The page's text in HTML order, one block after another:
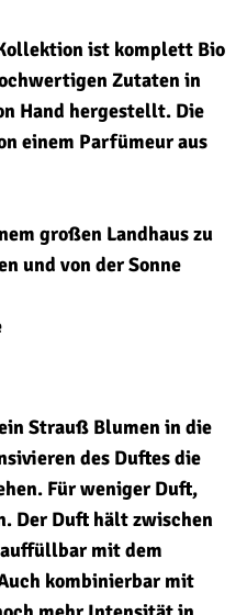
Kollektion ist komplett Bio
Zutaten in
Hand hergestellt. Die
einem Parfümeur aus
großen Landhaus zu
und von der Sonne
Strauß Blumen in die
des Duftes die
Für weniger Duft,
Der Duft hält zwischen
mit dem
kombinierbar mit